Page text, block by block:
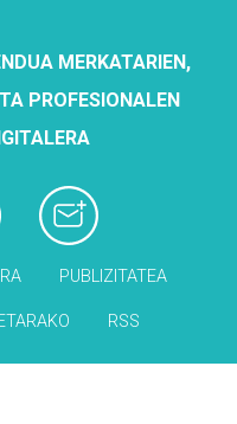
MERKATARIEN,
PROFESIONALEN
PUBLIZITATEA
RSS